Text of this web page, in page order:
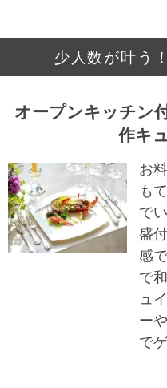
少人数が叶う
オープンキッチン
作キ
お
も
で
盛
感
で
ュ
ー
で